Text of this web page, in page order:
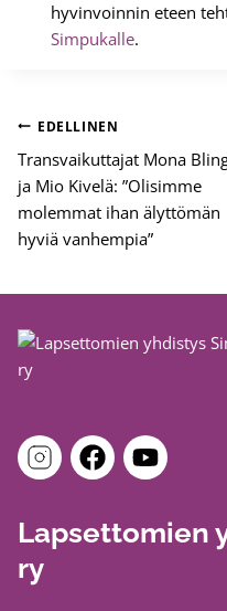
hyvinvoinnin eteen
Simpukalle.
Artikkelien
selaus
EDELLINEN
Transvaikuttajat Mona
ja Mio Kivelä: ”Olisimme
molemmat ihan älyttömän
hyviä vanhempia”
Lapsettomien
ry